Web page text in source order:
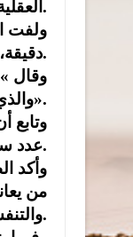
العقلية، والأداء الجسدي، والتحصيل الدراسي، وجودة العمل.
دقيقة، أي ما يعادل 6 إلى 8 ساعات من النوم الليلي المنتظم، مؤكدا أن ذلك يشكل ثلث حياة الإنسان.
وقال »
والذي يبدأ في النشاط بعد غياب الشمس، ويصل إلى ذروته ما بين الساعة 11 مساء و5 فجرا».
وتابع
عدد ساعات نومه، مما يؤثر على صحته الجسدية والنفسية.
وأكد
من
والتنفسية المتكررة.